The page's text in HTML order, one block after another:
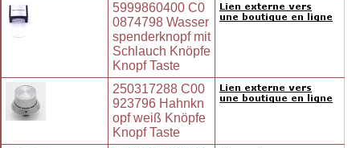
5999860400 C0
0874798 Wasser
spenderknopf mit
Schlauch Knöpfe
Knopf Taste
250317288 C00
923796 Hahnkn
opf weiß Knöpfe
Knopf Taste